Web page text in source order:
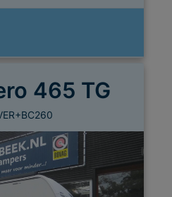
465 TG